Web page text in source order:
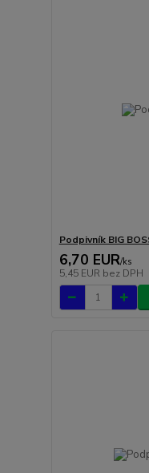
Podpivník BIG
6,70 EUR/ks
5,45 EUR bez DPH